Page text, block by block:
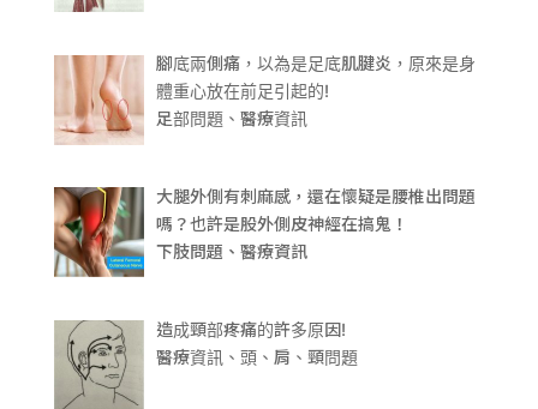
腳底兩側痛，以為是足底肌腱炎，原來是身
體重心放在前足引起的!
足部問題、醫療資訊
大腿外側有刺麻感，還在懷疑是腰椎出問題
嗎？也許是股外側皮神經在搞鬼！
下肢問題、醫療資訊
造成頸部疼痛的許多原因!
醫療資訊、頭、肩、頸問題